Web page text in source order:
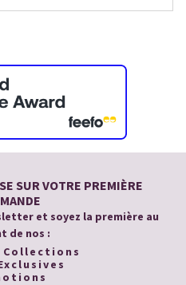
SUR VOTRE PREMIÈRE
et soyez la première au
de nos :
Collections